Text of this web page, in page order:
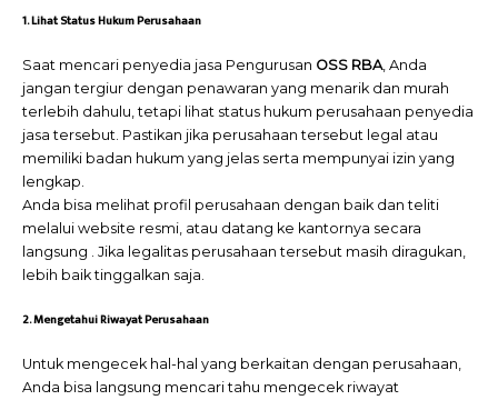
1. Lihat Status Hukum Perusahaan
Saat mencari penyedia jasa Pengurusan OSS RBA, Anda
jangan tergiur dengan penawaran yang menarik dan murah
terlebih dahulu, tetapi lihat status hukum perusahaan penyedia
jasa tersebut. Pastikan jika perusahaan tersebut legal atau
memiliki badan hukum yang jelas serta mempunyai izin yang
lengkap.
Anda bisa melihat profil perusahaan dengan baik dan teliti
melalui website resmi, atau datang ke kantornya secara
langsung . Jika legalitas perusahaan tersebut masih diragukan,
lebih baik tinggalkan saja.
2. Mengetahui Riwayat Perusahaan
Untuk mengecek hal-hal yang berkaitan dengan perusahaan,
Anda bisa langsung mencari tahu mengecek riwayat